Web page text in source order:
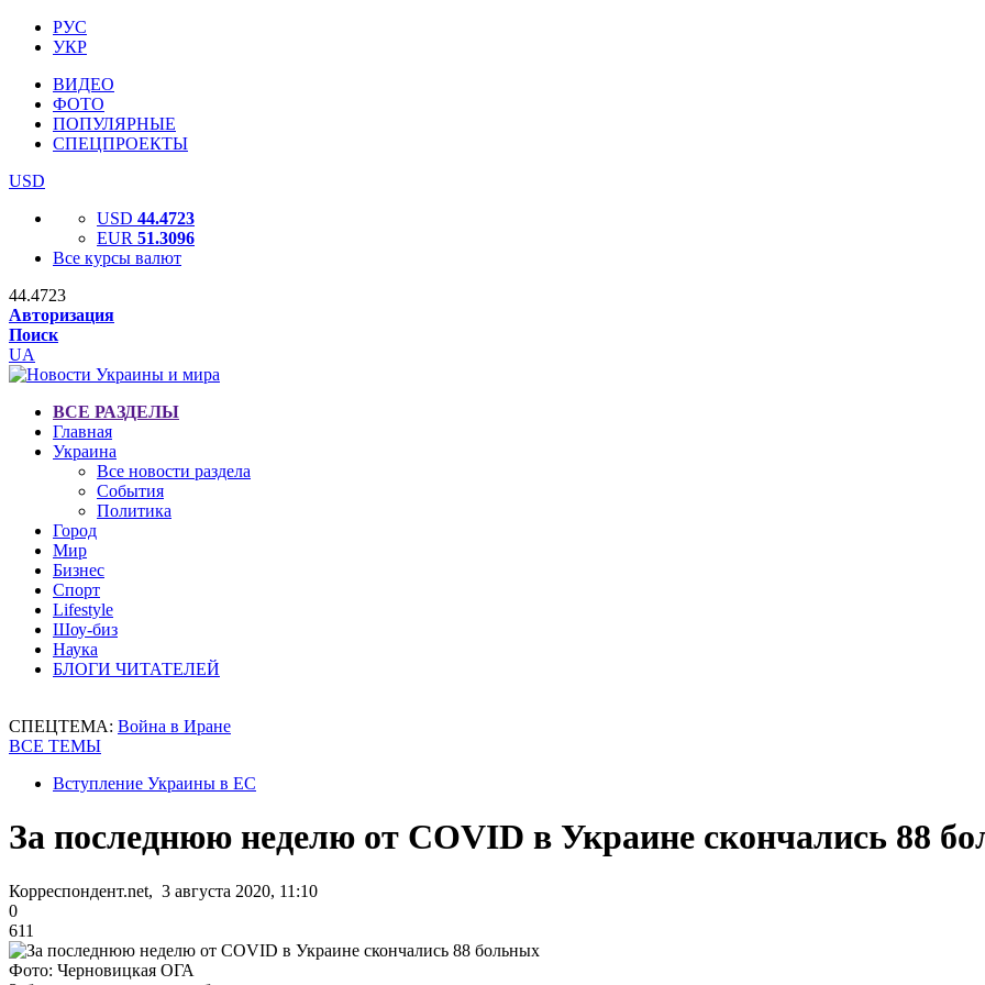
РУС
УКР
ВИДЕО
ФОТО
ПОПУЛЯРНЫЕ
СПЕЦПРОЕКТЫ
USD
USD 44.4723
EUR 51.3096
Все курсы валют
44.4723
Авторизация
Поиск
UA
ВСЕ РАЗДЕЛЫ
Главная
Украина
Все новости раздела
События
Политика
Город
Мир
Бизнес
Спорт
Lifestyle
Шоу-биз
Наука
БЛОГИ ЧИТАТЕЛЕЙ
СПЕЦТЕМА: Война в Иране
ВСЕ ТЕМЫ
Вступление Украины в ЕС
За последнюю неделю от COVID в Украине скончались 88
Корреспондент.net, 3 августа 2020, 11:10
0
611
Фото: Черновицкая ОГА